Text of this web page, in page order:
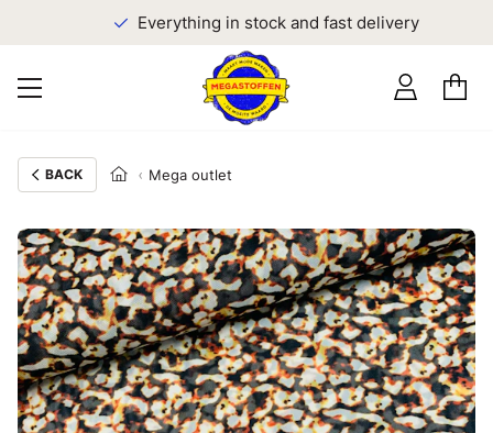
Everything in stock and fast delivery
BACK Mega outlet